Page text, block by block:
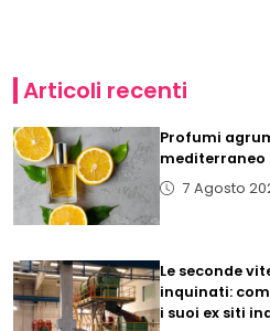
Articoli recenti
Profumi
mediterraneo
7 Agosto
Le seconde
inquinati:
i suoi ex siti